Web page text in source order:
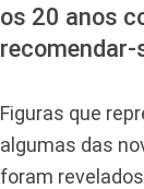
os 20 anos
recomendar-
Figuras que
algumas das
foram